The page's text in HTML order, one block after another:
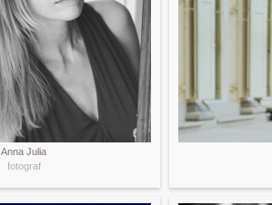
Anna Julia
fotograf